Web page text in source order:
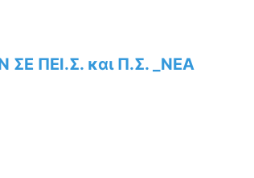
ΠΕΙ.Σ. και Π.Σ. _ΝΕΑ